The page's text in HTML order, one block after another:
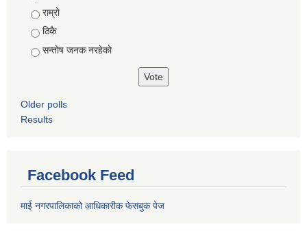
राम्रो
ठिकै
सन्तोष जनक नरहेको
Older polls
Results
Facebook Feed
माई नगरपालिकाको आधिकारीक फेसबुक पेज